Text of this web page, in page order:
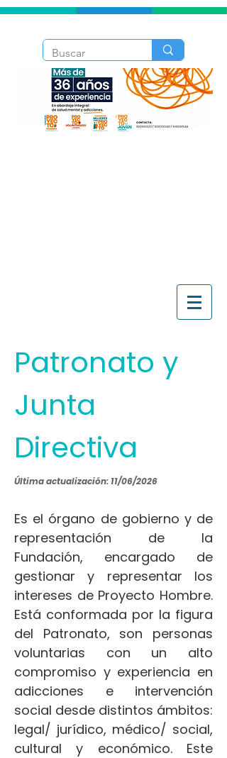
Patronato y
Junta
Directiva
Última actualización: 11/06/2026
Es el órgano de gobierno y de
representación de la
Fundación, encargado de
gestionar y representar los
intereses de Proyecto Hombre.
Está conformada por la figura
del Patronato, son personas
voluntarias con un alto
compromiso y experiencia en
adicciones e intervención
social desde distintos ámbitos:
legal/ jurídico, médico/ social,
cultural y económico. Este